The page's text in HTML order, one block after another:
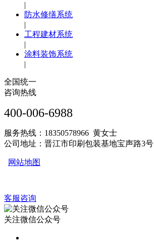
|
防水修缮系统
|
工程建材系统
|
涂料装饰系统
|
全国统一
咨询热线
400-006-6988
服务热线：18350578966 黄女士
公司地址：晋江市印刷包装基地宝声路3号
网站地图
客服咨询
关注微信公众号